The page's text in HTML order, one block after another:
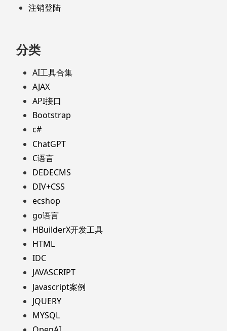
注销登陆
分类
AI工具合集
AJAX
API接口
Bootstrap
c#
ChatGPT
C语言
DEDECMS
DIV+CSS
ecshop
go语言
HBuilderX开发工具
HTML
IDC
JAVASCRIPT
Javascript案例
JQUERY
MYSQL